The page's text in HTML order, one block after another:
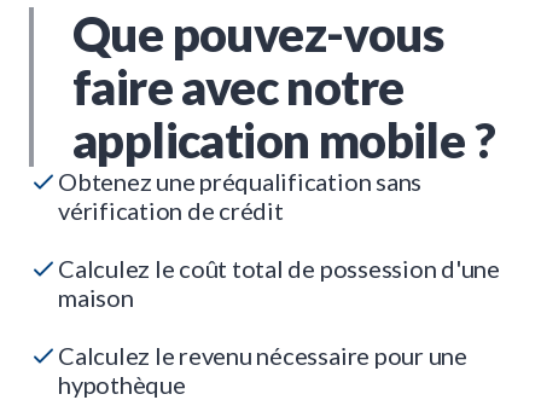
Que pouvez-vous
faire avec notre
application mobile ?
Obtenez une préqualification sans
vérification de crédit
Calculez le coût total de possession d'une
maison
Calculez le revenu nécessaire pour une
hypothèque